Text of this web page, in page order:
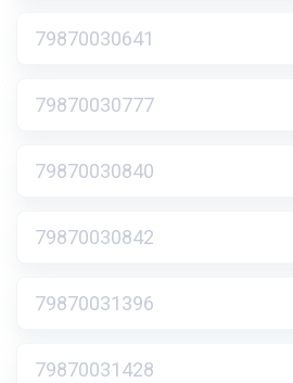
79870030641
79870030777
79870030840
79870030842
79870031396
79870031428